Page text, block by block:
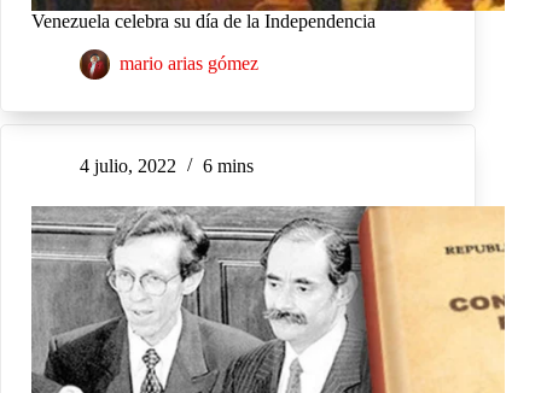
Venezuela celebra su día de la Independencia
mario arias gómez
4 julio, 2022 6 mins